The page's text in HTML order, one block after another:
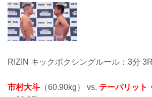
RIZIN キックボクシングルール：3分
市村大斗 （60.90kg） vs. テーパリット